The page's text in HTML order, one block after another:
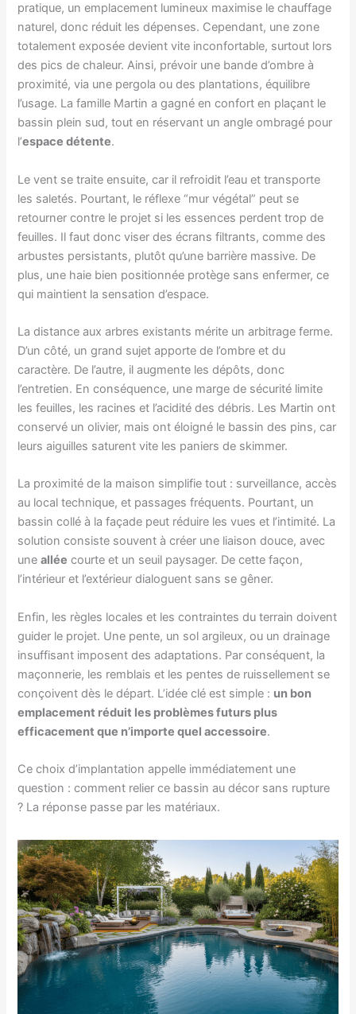
pratique, un emplacement lumineux maximise le chauffage
naturel, donc réduit les dépenses. Cependant, une zone
totalement exposée devient vite inconfortable, surtout lors
des pics de chaleur. Ainsi, prévoir une bande d’ombre à
proximité, via une pergola ou des plantations, équilibre
l’usage. La famille Martin a gagné en confort en plaçant le
bassin plein sud, tout en réservant un angle ombragé pour
l’espace détente.
Le vent se traite ensuite, car il refroidit l’eau et transporte
les saletés. Pourtant, le réflexe “mur végétal” peut se
retourner contre le projet si les essences perdent trop de
feuilles. Il faut donc viser des écrans filtrants, comme des
arbustes persistants, plutôt qu’une barrière massive. De
plus, une haie bien positionnée protège sans enfermer, ce
qui maintient la sensation d’espace.
La distance aux arbres existants mérite un arbitrage ferme.
D’un côté, un grand sujet apporte de l’ombre et du
caractère. De l’autre, il augmente les dépôts, donc
l’entretien. En conséquence, une marge de sécurité limite
les feuilles, les racines et l’acidité des débris. Les Martin ont
conservé un olivier, mais ont éloigné le bassin des pins, car
leurs aiguilles saturent vite les paniers de skimmer.
La proximité de la maison simplifie tout : surveillance, accès
au local technique, et passages fréquents. Pourtant, un
bassin collé à la façade peut réduire les vues et l’intimité. La
solution consiste souvent à créer une liaison douce, avec
uneallée courte et un seuil paysager. De cette façon,
l’intérieur et l’extérieur dialoguent sans se gêner.
Enfin, les règles locales et les contraintes du terrain doivent
guider le projet. Une pente, un sol argileux, ou un drainage
insuffisant imposent des adaptations. Par conséquent, la
maçonnerie, les remblais et les pentes de ruissellement se
conçoivent dès le départ. L’idée clé est simple : un bon
emplacement réduit les problèmes futurs plus
efficacement que n’importe quel accessoire.
Ce choix d’implantation appelle immédiatement une
question : comment relier ce bassin au décor sans rupture
? La réponse passe par les matériaux.